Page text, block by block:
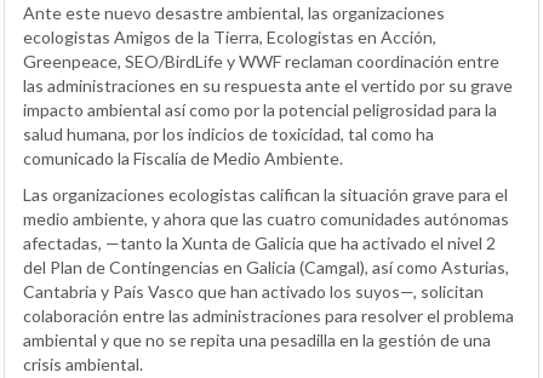
Ante este nuevo desastre ambiental, las organizaciones
ecologistas Amigos de la Tierra, Ecologistas en Acción,
Greenpeace, SEO/BirdLife y WWF reclaman coordinación entre
las administraciones en su respuesta ante el vertido por su grave
impacto ambiental así como por la potencial peligrosidad para la
salud humana, por los indicios de toxicidad, tal como ha
comunicado la Fiscalía de Medio Ambiente.
Las organizaciones ecologistas califican la situación grave para el
medio ambiente, y ahora que las cuatro comunidades autónomas
afectadas, —tanto la Xunta de Galicia que ha activado el nivel 2
del Plan de Contingencias en Galicia (Camgal), así como Asturias,
Cantabria y País Vasco que han activado los suyos—, solicitan
colaboración entre las administraciones para resolver el problema
ambiental y que no se repita una pesadilla en la gestión de una
crisis ambiental.